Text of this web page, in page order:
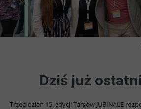
Dziś już
Trzeci dzień 15. edycji Targów JUBINALE